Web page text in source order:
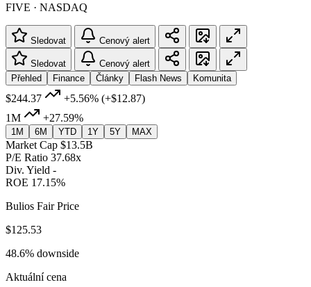
FIVE · NASDAQ
Sledovat Cenový alert
Sledovat
Cenový alert
Přehled
Finance Články Flash News Komunita
$244.37 +5.56% (+$12.87)
1M
+27.59%
1M 6M YTD 1Y 5Y MAX
Market Cap $13.5B
P/E Ratio 37.68x
Div. Yield -
ROE 17.15%
Bulios Fair Price
$125.53
48.6% downside
Aktuální cena